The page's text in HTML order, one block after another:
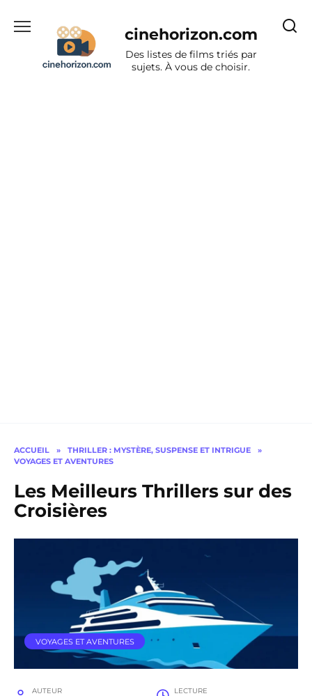
cinehorizon.com
Des listes de films triés par
sujets. À vous de choisir.
ACCUEIL » THRILLER : MYSTÈRE, SUSPENSE ET INTRIGUE
»
VOYAGES ET AVENTURES
Les Meilleurs Thrillers sur des
Croisières
VOYAGES ET AVENTURES
AUTEUR LECTURE